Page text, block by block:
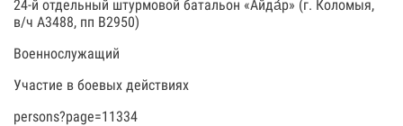
24-й отдельный штурмовой батальон «Айда́р» (г. Коломыя,
в/ч А3488, пп В2950)
Военнослужащий
Участие в боевых действиях
persons?page=11334